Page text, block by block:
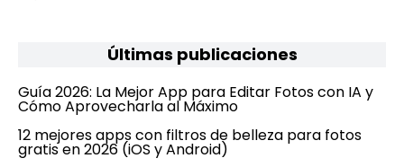
Últimas publicaciones
Guía 2026: La Mejor App para Editar Fotos con IA y
Cómo Aprovecharla al Máximo
12 mejores apps con filtros de belleza para fotos
gratis en 2026 (iOS y Android)